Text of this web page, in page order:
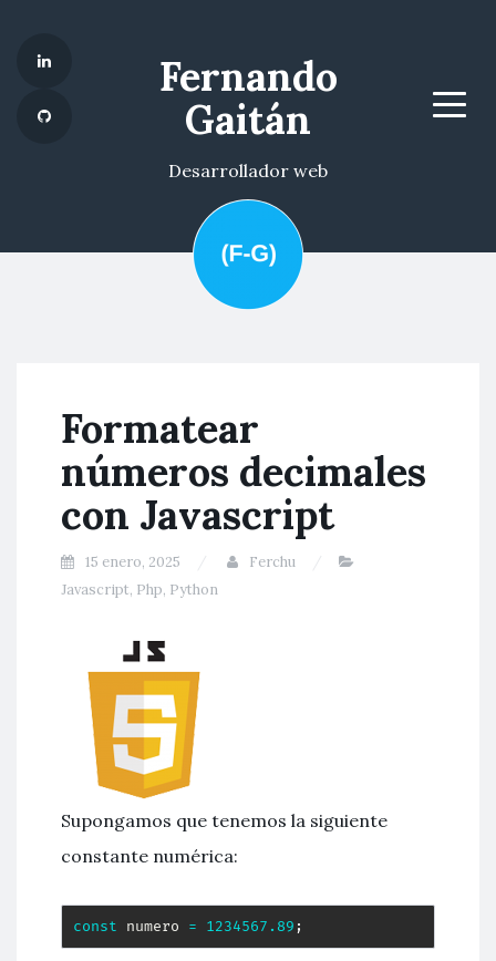
Fernando
Gaitán
Desarrollador web
Menu
Formatear
números decimales
con Javascript
15 enero, 2025
Ferchu
Javascript, Php, Python
Supongamos que tenemos la siguiente
constante numérica:
const numero = 1234567.89 ;